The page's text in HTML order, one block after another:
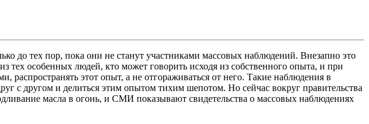
до тех пор, пока они не станут участниками массовых наблюдений. Внезапно это
тех особенных людей, кто может говорить исходя из собственного опыта, и при
этот опыт, а не отгораживаться от него. Такие наблюдения в
с другом и делиться этим опытом тихим шепотом. Но сейчас вокруг правительства
масла в огонь, и СМИ показывают свидетельства о массовых наблюдениях